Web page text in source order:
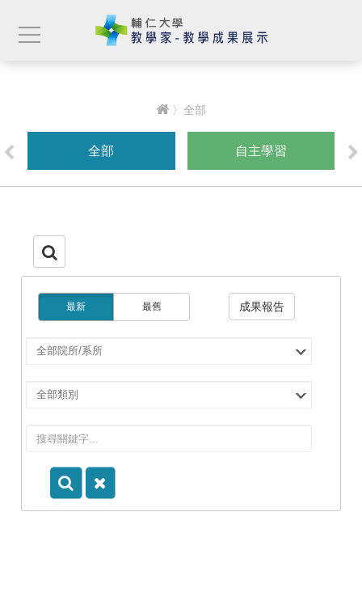
〉全部
全部 自主學習
最新 最舊 成果報告
選
所/
所
選
別